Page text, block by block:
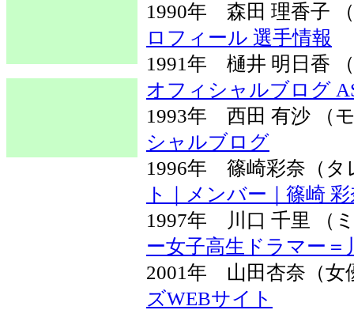
1990年 森田 理香
ロフィール 選手情報
1991年 樋井 明日
オフィシャルブログ
1993年 西田 有沙
シャルブログ
1996年 篠崎彩奈
ト｜メンバー｜篠崎
1997年 川口 千里
ー女子高生ドラマー＝
2001年 山田杏奈
ズWEBサイト